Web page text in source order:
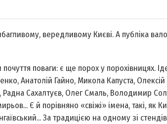
вередливому Києві. А публіка
поваги: є ще порох у порохівницях.
Анатолій Гайно, Микола Капуста,
Сахалтуєв, Олег Смаль, Володимир
Є й порівняно «свіжі» імена, такі, як
За традицією на одному зі